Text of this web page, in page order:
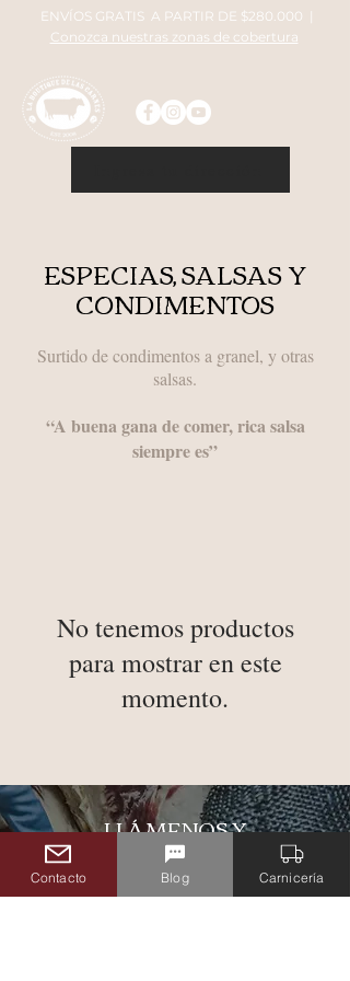
E NVÍOS GRATIS A PARTIR DE $280.000 |
Conozca nuestras zonas de cobertura
ESPECIAS, SALSAS Y
CONDIMENTOS
Surtido de condimentos a granel, y otras
salsas.
“A buena gana de comer, rica salsa
siempre es”
No tenemos productos
para mostrar en este
momento.
LLÁMENOS Y
PERSONALIZAMOS SU
PEDIDO
Contacto Blog Carnicería